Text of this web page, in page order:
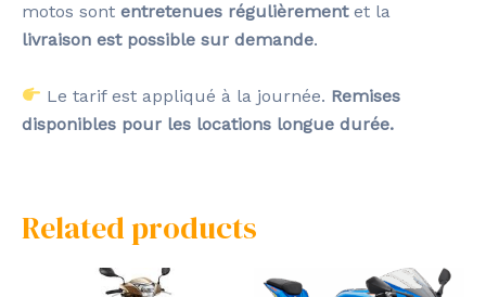
motos sont entretenues régulièrementet la
livraison est possible sur demande.
Le tarif est appliqué à la journée. Remises
disponibles pour les locations longue durée.
Related products